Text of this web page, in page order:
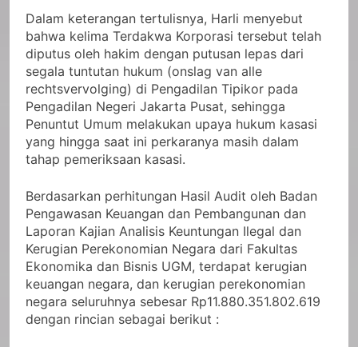
Dalam keterangan tertulisnya, Harli menyebut
bahwa kelima Terdakwa Korporasi tersebut telah
diputus oleh hakim dengan putusan lepas dari
segala tuntutan hukum (onslag van alle
rechtsvervolging) di Pengadilan Tipikor pada
Pengadilan Negeri Jakarta Pusat, sehingga
Penuntut Umum melakukan upaya hukum kasasi
yang hingga saat ini perkaranya masih dalam
tahap pemeriksaan kasasi.
Berdasarkan perhitungan Hasil Audit oleh Badan
Pengawasan Keuangan dan Pembangunan dan
Laporan Kajian Analisis Keuntungan Ilegal dan
Kerugian Perekonomian Negara dari Fakultas
Ekonomika dan Bisnis UGM, terdapat kerugian
keuangan negara, dan kerugian perekonomian
negara seluruhnya sebesar Rp11.880.351.802.619
dengan rincian sebagai berikut :